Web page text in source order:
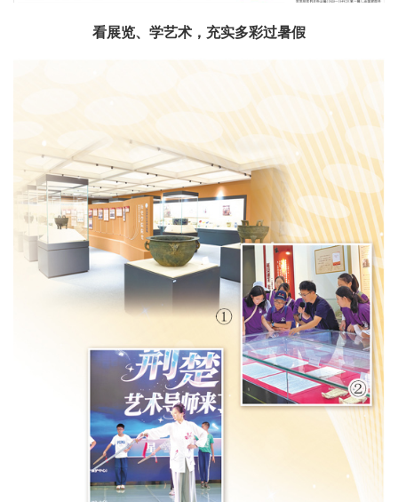
看展览、学艺术，充实多彩过暑假